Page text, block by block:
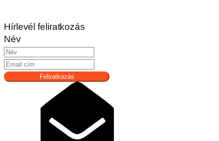
Hírlevél feliratkozás
Név
Feliratkozás